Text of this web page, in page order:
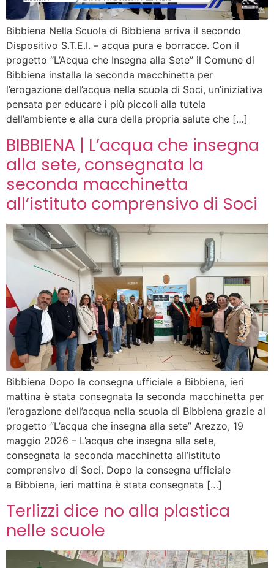
Bibbiena Nella Scuola di Bibbiena arriva il secondo
Dispositivo S.T.E.I. – acqua pura e borracce. Con il
progetto “L’Acqua che Insegna alla Sete” il Comune di
Bibbiena installa la seconda macchinetta per
l’erogazione dell’acqua nella scuola di Soci, un’iniziativa
pensata per educare i più piccoli alla tutela
dell’ambiente e alla cura della propria salute che […]
BIBBIENA | L’acqua che insegna
alla sete, consegnata la
seconda macchinetta
all’istituto comprensivo di Soci
Bibbiena Dopo la consegna ufficiale a Bibbiena, ieri
mattina è stata consegnata la seconda macchinetta per
l’erogazione dell’acqua nella scuola di Bibbiena grazie al
progetto “L’acqua che insegna alla sete” Arezzo, 19
maggio 2026 – L’acqua che insegna alla sete,
consegnata la seconda macchinetta all’istituto
comprensivo di Soci. Dopo la consegna ufficiale
a Bibbiena, ieri mattina è stata consegnata […]
Terlizzi dice no alla plastica
nelle scuole